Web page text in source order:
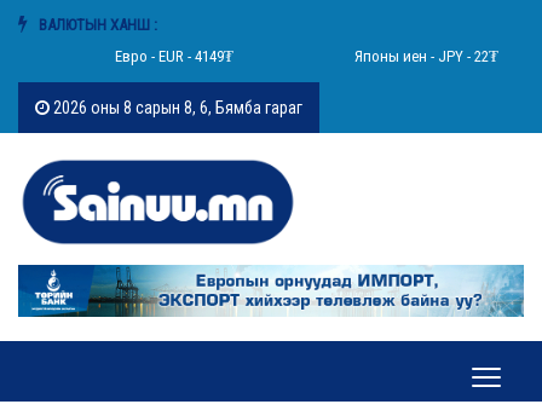
ВАЛЮТЫН ХАНШ :
Евро - EUR - 4149₮
Японы иен - JPY - 22₮
2026 оны 8 сарын 8, 6, Бямба гараг